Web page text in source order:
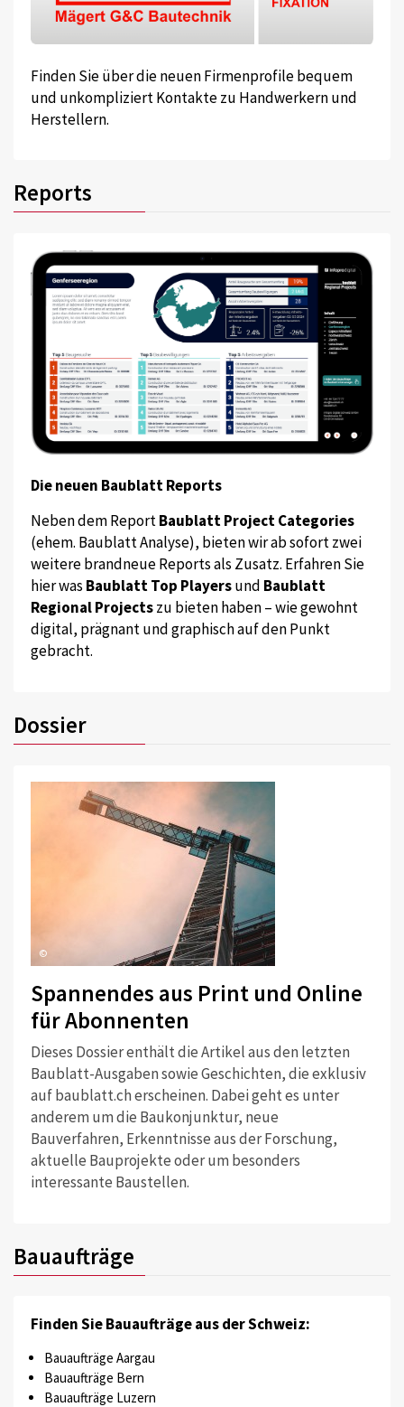
Finden Sie über die neuen Firmenprofile bequem
und unkompliziert Kontakte zu Handwerkern und
Herstellern.
Reports
Die neuen Baublatt Reports
Neben dem ReportBaublatt Project Categories
(ehem. Baublatt Analyse), bieten wir ab sofort zwei
weitere brandneue Reports als Zusatz. Erfahren Sie
hier was Baublatt Top Playersund Baublatt
Regional Projectszu bieten haben – wie gewohnt
digital, prägnant und graphisch auf den Punkt
gebracht.
Dossier
©
Spannendes aus Print und Online
für Abonnenten
Dieses Dossier enthält die Artikel aus den letzten
Baublatt-Ausgaben sowie Geschichten, die exklusiv
auf baublatt.ch erscheinen. Dabei geht es unter
anderem um die Baukonjunktur, neue
Bauverfahren, Erkenntnisse aus der Forschung,
aktuelle Bauprojekte oder um besonders
interessante Baustellen.
Bauaufträge
Finden Sie Bauaufträge aus der Schweiz:
Bauaufträge Aargau
Bauaufträge Bern
Bauaufträge Luzern